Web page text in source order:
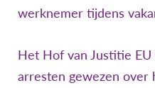
werknemer tijdens
Het Hof van Justitie
arresten gewezen over